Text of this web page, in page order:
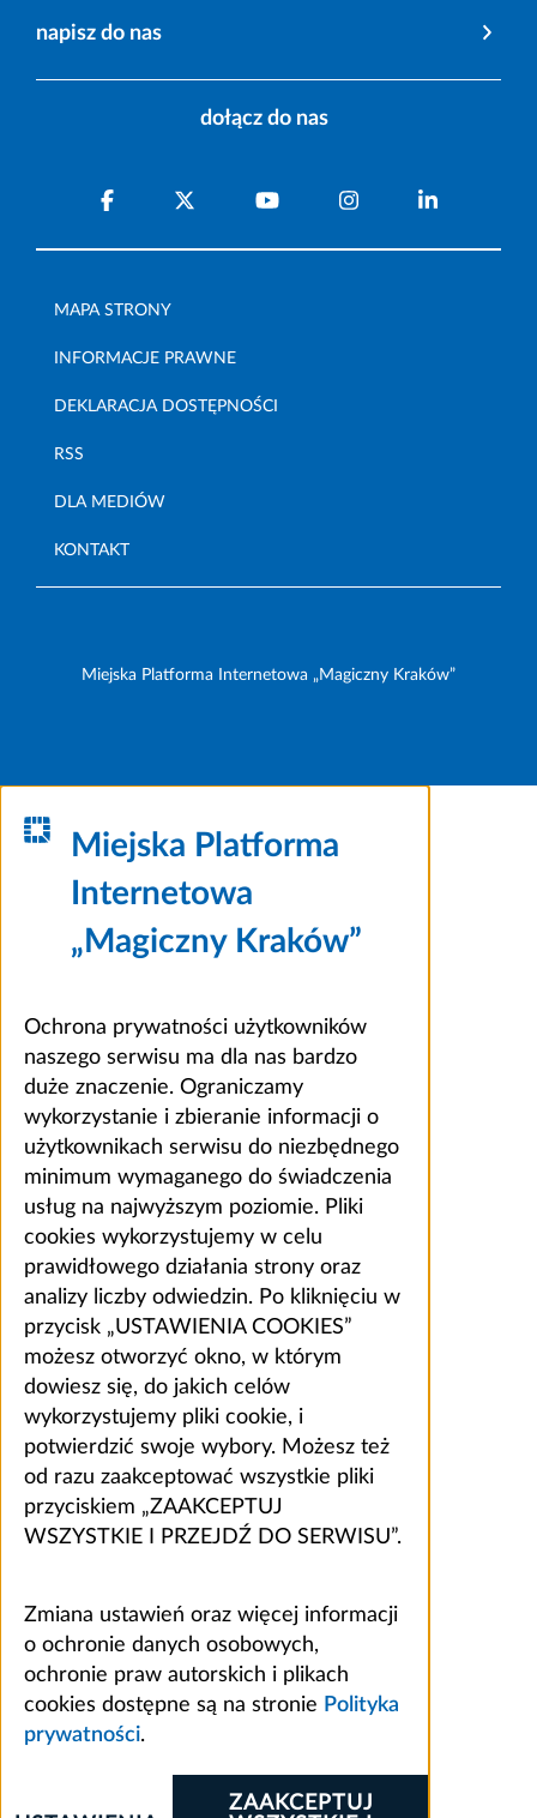
napisz do nas
dołącz do nas
MAPA STRONY
INFORMACJE PRAWNE
DEKLARACJA DOSTĘPNOŚCI
RSS
DLA MEDIÓW
KONTAKT
Miejska Platforma Internetowa „Magiczny Kraków”
Miejska Platforma
Internetowa
„Magiczny Kraków”
Ochrona prywatności użytkowników
naszego serwisu ma dla nas bardzo
duże znaczenie. Ograniczamy
wykorzystanie i zbieranie informacji o
użytkownikach serwisu do niezbędnego
minimum wymaganego do świadczenia
usług na najwyższym poziomie. Pliki
cookies wykorzystujemy w celu
prawidłowego działania strony oraz
analizy liczby odwiedzin. Po kliknięciu w
przycisk „USTAWIENIA COOKIES”
możesz otworzyć okno, w którym
dowiesz się, do jakich celów
wykorzystujemy pliki cookie, i
potwierdzić swoje wybory. Możesz też
od razu zaakceptować wszystkie pliki
przyciskiem „ZAAKCEPTUJ
WSZYSTKIE I PRZEJDŹ DO SERWISU”.
Zmiana ustawień oraz więcej informacji
o ochronie danych osobowych,
ochronie praw autorskich i plikach
cookies dostępne są na stronie Polityka
prywatności.
ZAAKCEPTUJ